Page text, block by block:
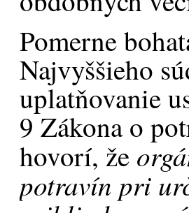
Pomerne
Najvyššieho
uplatňovanie
9 Zákona o
hovorí, že
potravín pri